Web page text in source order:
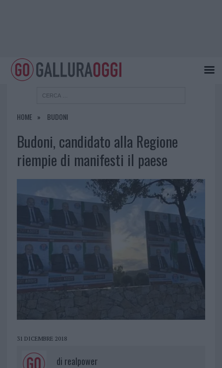
HOME BUDONI
Budoni, candidato alla Regione
riempie di manifesti il paese
31 DICEMBRE 2018
di realpower